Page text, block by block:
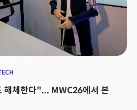
해체한다"... MWC26에서 본